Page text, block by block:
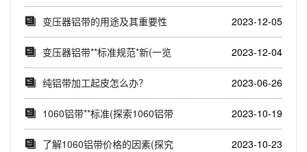
变压器铝带的用途及其重要性
(在能源传输和工...
2023-12-05
变压器铝带**标准规范*新(一览
**标准规...
2023-12-04
纯铝带加工起皮怎么办？ 2023-06-26
1060铝带**标准(探索1060铝带
**...
2023-10-19
了解1060铝带价格的因素(探究
2023-10-23